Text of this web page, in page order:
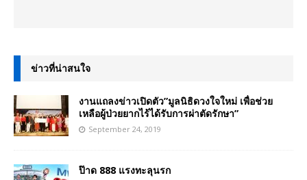
ข่าวที่น่าสนใจ
งานแถลงข่าวเปิดตัว”มูลนิธิดวงใจใหม่ เพื่อช่วย
เหลือผู้ป่วยยากไร้ได้รับการผ่าตัดรักษา”
September 24, 2019
ป๊าด 888 แรงทะลุนรก